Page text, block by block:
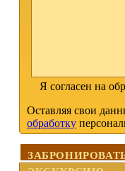
Я согласен на
Оставляя свои
обработку